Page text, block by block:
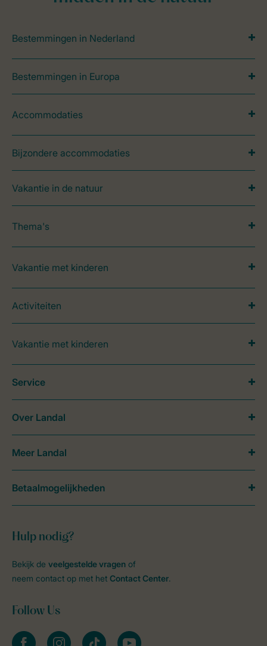
Bestemmingen in Nederland
Bestemmingen in Europa
Accommodaties
Bijzondere accommodaties
Vakantie in de natuur
Thema's
Vakantie met kinderen
Activiteiten
Vakantie met kinderen
Hulp nodig?
Bekijk de veelgestelde vragen of
neem contact op met het Contact Center.
Follow Us
facebookinstagramtiktok youtube
Service
Over Landal
Meer Landal
Betaalmogelijkheden